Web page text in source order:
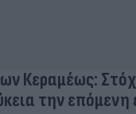
Κεραμέως:
την